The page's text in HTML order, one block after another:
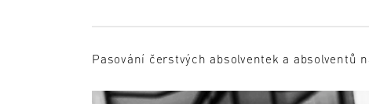
Pasování čerstvých absolventek a absolventů